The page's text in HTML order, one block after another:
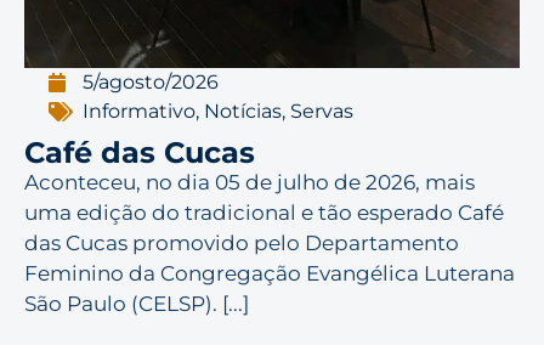
5/agosto/2026
Informativo, Notícias, Servas
Café das Cucas
Aconteceu, no dia 05 de julho de 2026, mais
uma edição do tradicional e tão esperado Café
das Cucas promovido pelo Departamento
Feminino da Congregação Evangélica Luterana
São Paulo (CELSP). [...]